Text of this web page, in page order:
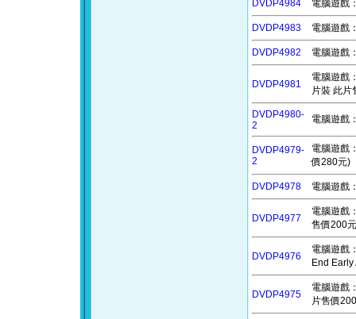
DVDP4984 電腦遊戲
DVDP4983 電腦遊戲
DVDP4982 電腦遊戲
DVDP4981
電腦遊戲
片裝 此片
DVDP4980-
2
電腦遊戲
DVDP4979-
2
電腦遊戲
價280元)
DVDP4978 電腦遊戲
DVDP4977
電腦遊戲
售價200
DVDP4976
電腦遊戲
End
DVDP4975
電腦遊戲
片售價